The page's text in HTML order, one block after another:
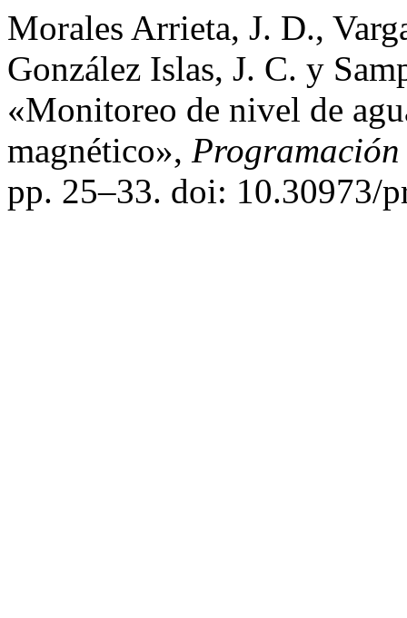
Morales Arrieta, J. D.,
González Islas, J. C. y
«Monitoreo de nivel de
magnético», Programación
pp. 25–33. doi: 10.30973/